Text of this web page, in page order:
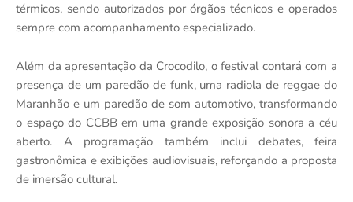
térmicos, sendo autorizados por órgãos técnicos e operados
sempre com acompanhamento especializado.
Além da apresentação da Crocodilo, o festival contará com a
presença de um paredão de funk, uma radiola de reggae do
Maranhão e um paredão de som automotivo, transformando
o espaço do CCBB em uma grande exposição sonora a céu
aberto. A programação também inclui debates, feira
gastronômica e exibições audiovisuais, reforçando a proposta
de imersão cultural.